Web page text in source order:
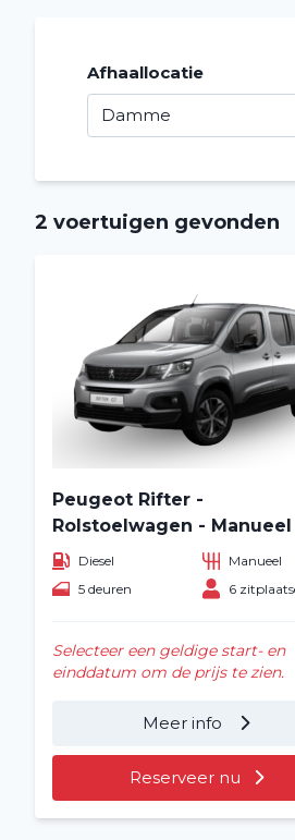
Afhaallocatie
2 voertuigen gevonden
Peugeot Rifter -
Rolstoelwagen - Manueel
Diesel
Manueel
5 deuren
6
Selecteer een geldige start- en
einddatum om de prijs te zien.
Meer info
Reserveer nu